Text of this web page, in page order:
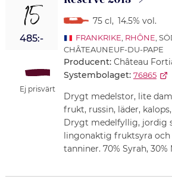
15
485:-
Ej prisvärt
75 cl , 14.5% vol.
FRANKRIKE, RHÔNE,
CHÂTEAUNEUF-DU-PAPE
Producent: Château
Systembolaget: 76865
Drygt medelstor, lite
frukt, russin, läder,
Drygt medelfyllig, jordig
lingonaktig fruktsyra
tanniner. 70% Syrah,